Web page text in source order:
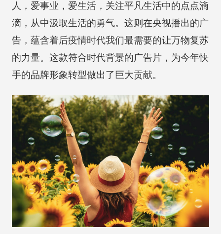
人，爱事业，爱生活，关注平凡生活中的点点滴
滴，从中汲取生活的勇气。这则在央视播出的广
告，蕴含着后疫情时代我们最需要的让万物复苏
的力量。这款符合时代背景的广告片，为今年快
手的品牌形象转型做出了巨大贡献。